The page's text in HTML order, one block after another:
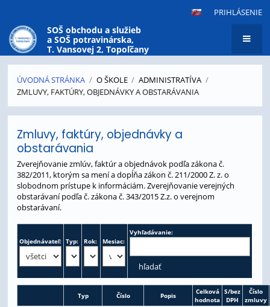
PRIHLÁSENIE
SOŠ obchodu a služieb
a SOŠ potravinárska,
T. Vansovej 2, Topoľčany
ÚVODNÁ STRÁNKA / O ŠKOLE / ADMINISTRATÍVA /
ZMLUVY, FAKTÚRY, OBJEDNÁVKY A OBSTARÁVANIA
faktúry,
objednávky
obstarávania
Zmluvy, faktúry, objednávky a
obstarávania
Zverejňovanie zmlúv, faktúr a objednávok podľa zákona č.
382/2011, ktorým sa mení a dopĺňa zákon č. 211/2000 Z. z. o
slobodnom prístupe k informáciám. Zverejňovanie verejných
obstarávaní podľa č. zákona č. 343/2015 Z.z. o verejnom
obstarávaní.
Objednávateľ: Typ: Rok: Mesiac:
Vyhľadávanie:
Typ Číslo Popis
Celková
hodnota
S/bez
DPH
Číslo
zmluvy